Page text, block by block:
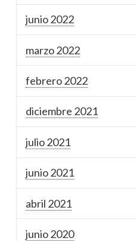
junio 2022
marzo 2022
febrero 2022
diciembre 2021
julio 2021
junio 2021
abril 2021
junio 2020